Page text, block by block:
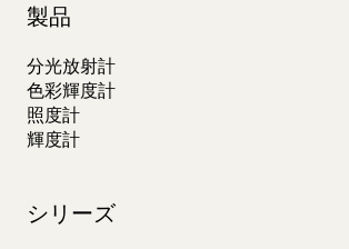
製品
分光放射計
色彩輝度計
照度計
輝度計
シリーズ